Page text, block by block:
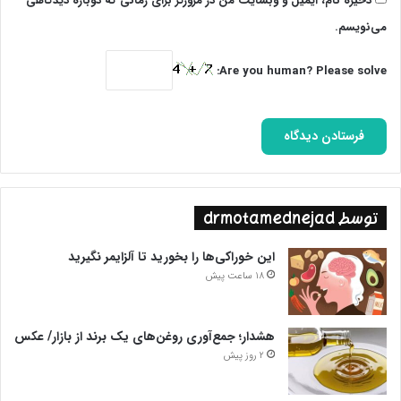
پایان پیام/ت
*منبع: https://t.me/azbarresihayetarikhi
می‌نویسم.
Are you human? Please solve:
توسط drmotamednejad
این خوراکی‌ها را بخورید تا آلزایمر نگیرید
18 ساعت پیش
هشدار؛ جمع‌آوری روغن‌های یک برند از بازار/ عکس
2 روز پیش